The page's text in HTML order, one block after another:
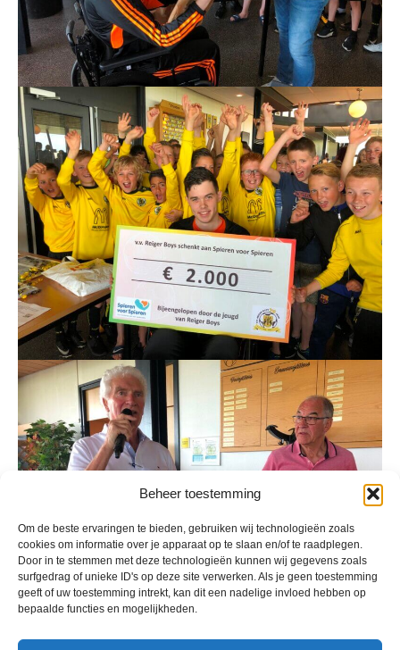
Beheer toestemming
Om de beste ervaringen te bieden, gebruiken wij technologieën zoals
cookies om informatie over je apparaat op te slaan en/of te raadplegen.
Door in te stemmen met deze technologieën kunnen wij gegevens zoals
surfgedrag of unieke ID's op deze site verwerken. Als je geen toestemming
geeft of uw toestemming intrekt, kan dit een nadelige invloed hebben op
bepaalde functies en mogelijkheden.